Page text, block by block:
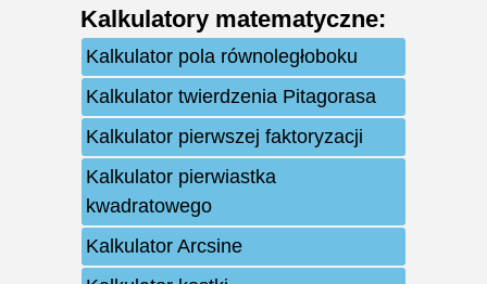
Kalkulatory matematyczne:
Kalkulator pola równoległoboku
Kalkulator twierdzenia Pitagorasa
Kalkulator pierwszej faktoryzacji
Kalkulator pierwiastka
kwadratowego
Kalkulator Arcsine